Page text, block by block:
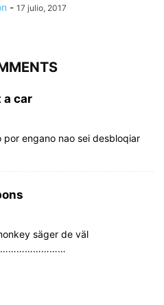
- 17 julio, 2017
a car
por engano nao sei desbloqiar
säger de väl